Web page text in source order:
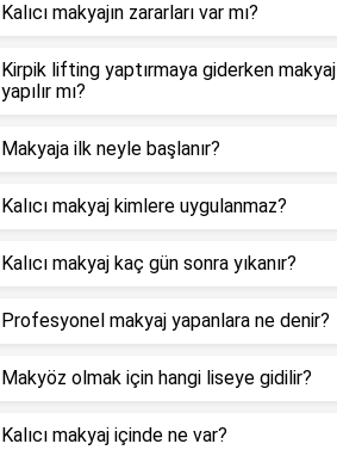
Kalıcı makyajın zararları var mı?
Kirpik lifting yaptırmaya giderken makyaj
yapılır mı?
Makyaja ilk neyle başlanır?
Kalıcı makyaj kimlere uygulanmaz?
Kalıcı makyaj kaç gün sonra yıkanır?
Profesyonel makyaj yapanlara ne denir?
Makyöz olmak için hangi liseye gidilir?
Kalıcı makyaj içinde ne var?